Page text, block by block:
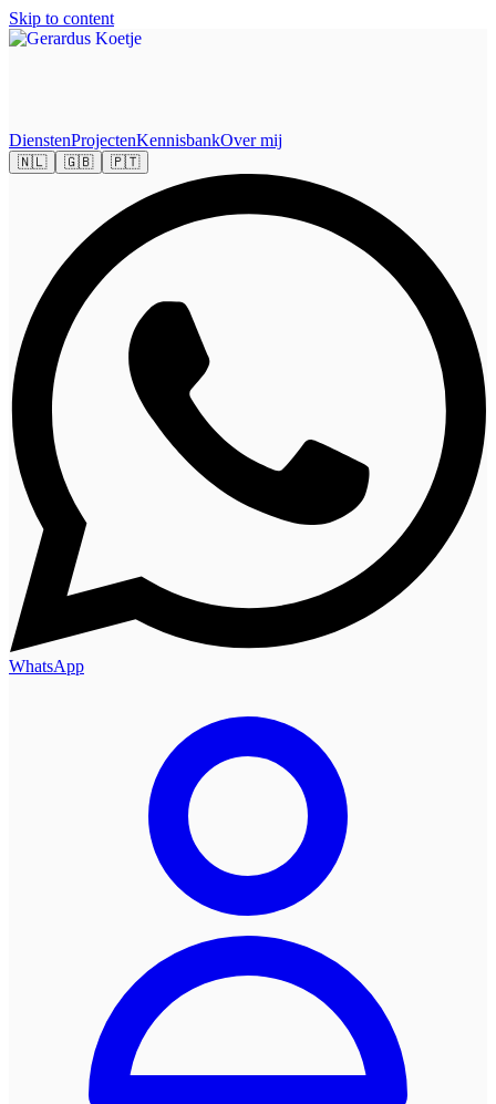
Skip to content
DienstenProjectenKennisbankOver mij
🇳🇱 🇬🇧 🇵🇹
WhatsApp